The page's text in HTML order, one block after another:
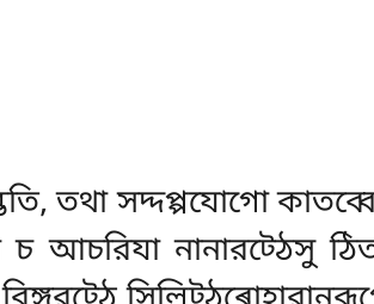
তথা সদ্দপ্পযোগো
আচরিযা নানারট্ঠেসু